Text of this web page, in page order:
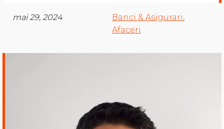
mai 29, 2024 Banci & Asigurari,
Afaceri